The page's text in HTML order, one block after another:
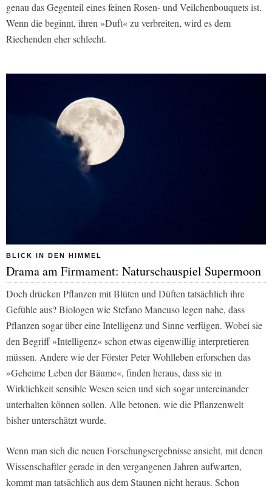
genau das Gegenteil eines feinen Rosen- und Veilchenbouquets ist.
Wenn die beginnt, ihren »Duft« zu verbreiten, wird es dem
Riechenden eher schlecht.
BLICK IN DEN HIMMEL
Drama am Firmament: Naturschauspiel Supermoon
Doch drücken Pflanzen mit Blüten und Düften tatsächlich ihre
Gefühle aus? Biologen wie Stefano Mancuso legen nahe, dass
Pflanzen sogar über eine Intelligenz und Sinne verfügen. Wobei sie
den Begriff »Intelligenz« schon etwas eigenwillig interpretieren
müssen. Andere wie der Förster Peter Wohlleben erforschen das
»Geheime Leben der Bäume«, finden heraus, dass sie in
Wirklichkeit sensible Wesen seien und sich sogar untereinander
unterhalten können sollen. Alle betonen, wie die Pflanzenwelt
bisher unterschätzt wurde.
Wenn man sich die neuen Forschungsergebnisse ansieht, mit denen
Wissenschaftler gerade in den vergangenen Jahren aufwarten,
kommt man tatsächlich aus dem Staunen nicht heraus. Schon